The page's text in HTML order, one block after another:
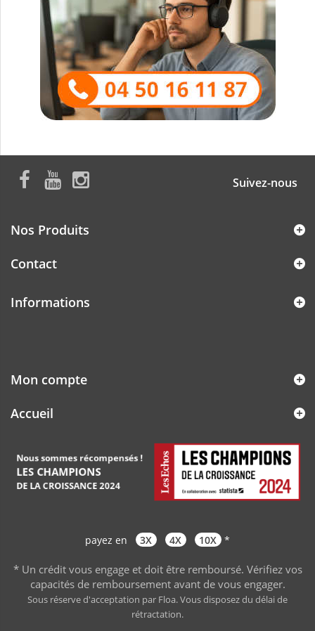
Suivez-nous
Nos Produits
Contact
Informations
Mon compte
Accueil
payez en 3X 4X 10X *
* Un crédit vous engage et doit être remboursé. Vérifiez vos
capacités de remboursement avant de vous engager.
Sous réserve d'acceptation par Floa. Vous disposez du délai de
rétractation.